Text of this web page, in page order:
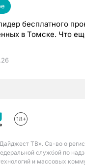
бесплатного
в Томске. Что
ТВ». Св-во о
службой по
и массовых